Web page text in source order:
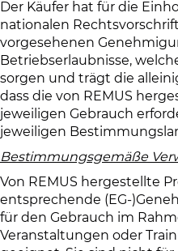
Der Käufer hat für die
nationalen
vorgesehenen
Betriebserlaubnisse,
sorgen und trägt die
dass die von REMUS
jeweiligen Gebrauch
jeweiligen
Bestimmungsgemäße
Von REMUS hergestellte
entsprechende (EG-
für den Gebrauch im
Veranstaltungen oder